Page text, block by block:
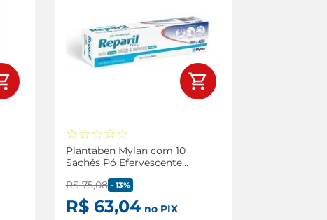
☆☆☆☆☆
Plantaben Mylan com 10
Sachês Pó Efervescente
R$ 75,08 - 13%
R$ 63,04no PIX